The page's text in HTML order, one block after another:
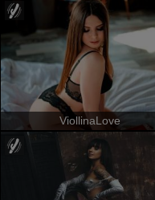
ViollinaLove